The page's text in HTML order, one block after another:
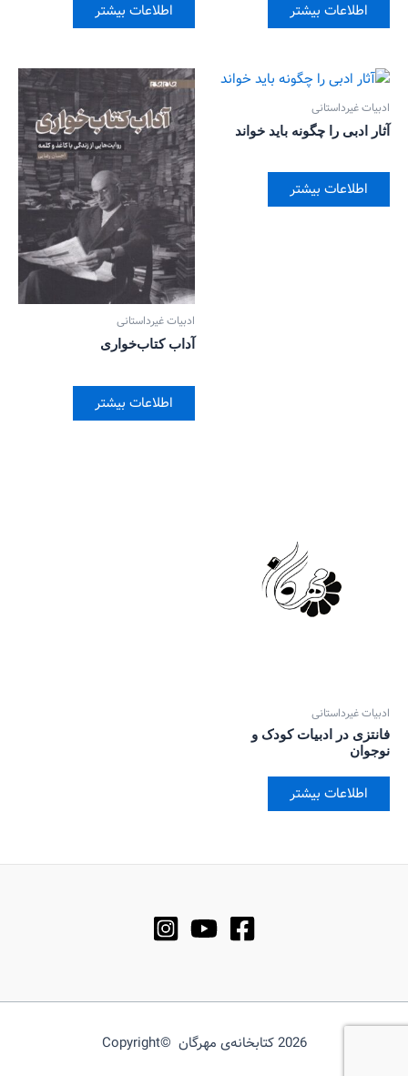
اطلاعات بیشتر اطلاعات بیشتر
ادبیات غیرداستانی
آثار ادبی را چگونه باید خواند
اطلاعات بیشتر
ادبیات غیرداستانی
آداب کتاب‌خواری
اطلاعات بیشتر
ادبیات غیرداستانی
فانتزی در ادبیات کودک و
نوجوان
اطلاعات بیشتر
2026 کتابخانه‌ی مهرگان ©Copyright